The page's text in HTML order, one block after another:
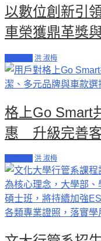
以數位創新引
車榮獲鼎革獎
洪 淑梅
格上Go Smart
惠 升級完善
洪 淑梅